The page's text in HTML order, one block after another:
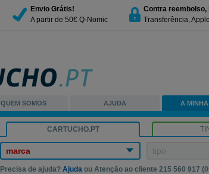
Envio Grátis!
A partir de 50€ Q-Nomic
Contra reembolso,
Transferência,
QUEM SOMOS AJUDA A
CARTUCHO.PT
marca tipo
Precisa de ajuda?Ajuda ou Atenção ao cliente 215 560 917